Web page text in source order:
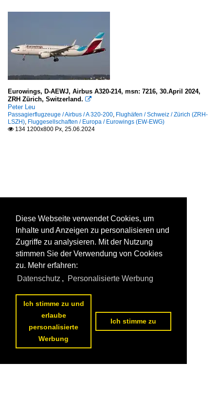
Eurowings, D-AEWJ, Airbus A320-214, msn: 7216, 30.April 2024,
ZRH Zürich, Switzerland. 
Peter Leu
Passagierflugzeuge / Airbus / A 320-200, Flughäfen / Schweiz / Zürich (ZRH-
LSZH), Fluggesellschaften / Europa / Eurowings (EW-EWG)
 134 1200x800 Px, 25.06.2024
Diese Webseite verwendet Cookies, um
Inhalte und Anzeigen zu personalisieren und
Zugriffe zu analysieren. Mit der Nutzung
stimmen Sie der Verwendung von Cookies
zu. Mehr erfahren:
Datenschutz , Personalisierte Werbung
Ich stimme zu und
erlaube
personalisierte
Werbung
Ich stimme zu